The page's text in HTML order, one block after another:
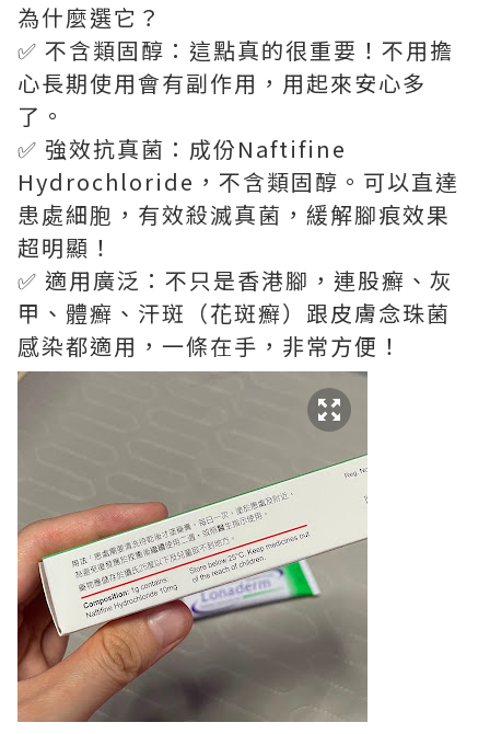
為什麼選它？
✅ 不含類固醇：這點真的很重要！不用擔
心長期使用會有副作用，用起來安心多
了。
✅ 強效抗真菌：成份Naftifine
Hydrochloride，不含類固醇。可以直達
患處細胞，有效殺滅真菌，緩解腳痕效果
超明顯！
✅ 適用廣泛：不只是香港腳，連股癬、灰
甲、體癬、汗斑（花斑癬）跟皮膚念珠菌
感染都適用，一條在手，非常方便！